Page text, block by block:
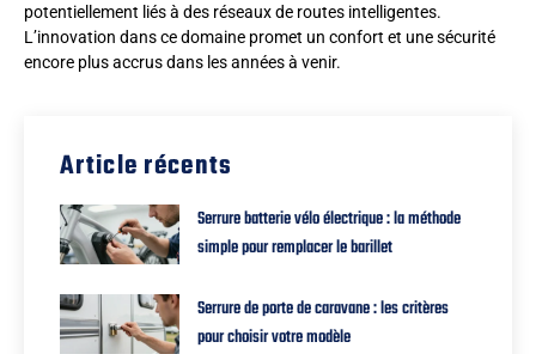
potentiellement liés à des réseaux de routes intelligentes.
L’innovation dans ce domaine promet un confort et une sécurité
encore plus accrus dans les années à venir.
Article récents
Serrure batterie vélo électrique : la méthode
simple pour remplacer le barillet
Serrure de porte de caravane : les critères
pour choisir votre modèle